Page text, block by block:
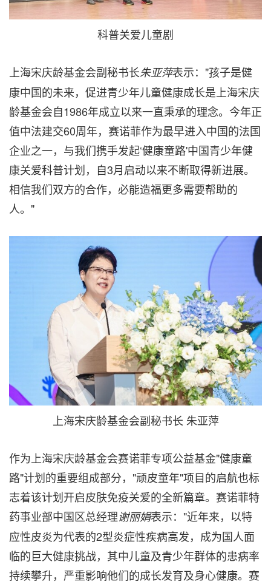
科普关爱儿童剧
上海宋庆龄基金会副秘书长朱亚萍表示："孩子是健
康中国的未来，促进青少年儿童健康成长是上海宋庆
龄基金会自1986年成立以来一直秉承的理念。今年正
值中法建交60周年，赛诺菲作为最早进入中国的法国
企业之一，与我们携手发起‘健康童路'中国青少年健
康关爱科普计划，自3月启动以来不断取得新进展。
相信我们双方的合作，必能造福更多需要帮助的
人。"
上海宋庆龄基金会副秘书长 朱亚萍
作为上海宋庆龄基金会赛诺菲专项公益基金"健康童
路"计划的重要组成部分，"顽皮童年"项目的启航也标
志着该计划开启皮肤免疫关爱的全新篇章。赛诺菲特
药事业部中国区总经理谢丽娟表示："近年来，以特
应性皮炎为代表的2型炎症性疾病高发，成为国人面
临的巨大健康挑战，其中儿童及青少年群体的患病率
持续攀升，严重影响他们的成长发育及身心健康。赛